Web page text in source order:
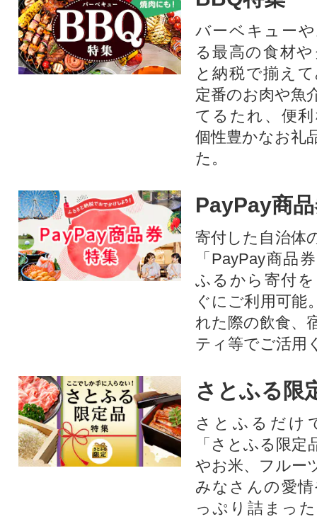
バーベキュー
る最高の食材
と納税で揃え
定番のお肉や魚
てるたれ、便
個性豊かなお礼
た。
PayPay商
寄付した自治体
「PayPay商品
ふるから寄付
ぐにご利用可能
れた際の飲食、
ティ等でご活用
さとふる限
さとふるだけ
「さとふる限
やお米、フルー
みなさんの愛
っぷり詰まっ